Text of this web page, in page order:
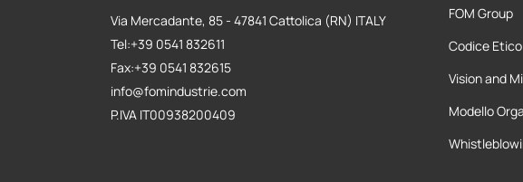
Via Mercadante, 85 - 47841 Cattolica (RN) ITALY
Tel:+39 0541 832611
Fax:+39 0541 832615
info@fomindustrie.com
P.IVA IT00938200409
FOM Group
Codice Etico
Vision and
Modello